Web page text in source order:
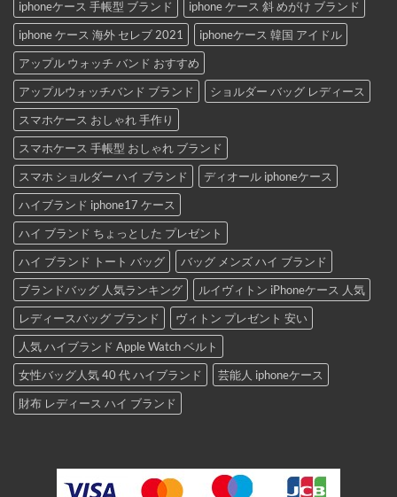
iphoneケース 手帳型 ブランド
iphone ケース 斜 めがけ ブランド
iphone ケース 海外 セレブ 2021
iphoneケース 韓国 アイドル
アップル ウォッチ バンド おすすめ
アップルウォッチバンド ブランド
ショルダー バッグ レディース
スマホケース おしゃれ 手作り
スマホケース 手帳型 おしゃれ ブランド
スマホ ショルダー ハイ ブランド
ディオール iphoneケース
ハイブランド iphone17 ケース
ハイ ブランド ちょっとした プレゼント
ハイ ブランド トート バッグ
バッグ メンズ ハイ ブランド
ブランドバッグ 人気ランキング
ルイヴィトン iPhoneケース 人気
レディースバッグ ブランド
ヴィトン プレゼント 安い
人気 ハイブランド Apple Watch ベルト
女性バッグ人気 40 代 ハイブランド
芸能人 iphoneケース
財布 レディース ハイ ブランド